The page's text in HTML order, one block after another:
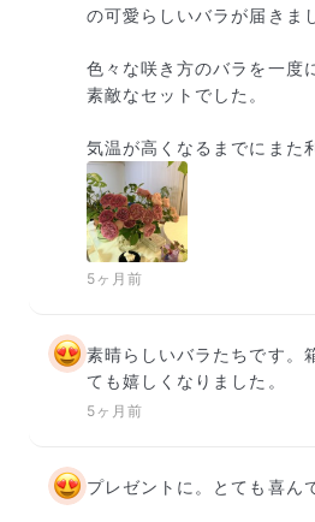
の可愛らしいバラが届きま
色々な咲き方のバラを一度
素敵なセットでした。
気温が高くなるまでにまた
5ヶ月前
素晴らしいバラたちです。
ても嬉しくなりました。
5ヶ月前
プレゼントに。とても喜ん